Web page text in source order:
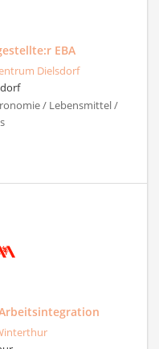
EBA
Dielsdorf
/ Lebensmittel /